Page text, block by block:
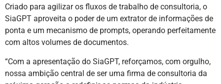
Criado para agilizar os fluxos de trabalho de consultoria, o
SiaGPT aproveita o poder de um extrator de informações de
ponta e um mecanismo de prompts, operando perfeitamente
com altos volumes de documentos.
“Com a apresentação do SiaGPT, reforçamos, com orgulho,
nossa ambição central de ser uma firma de consultoria da